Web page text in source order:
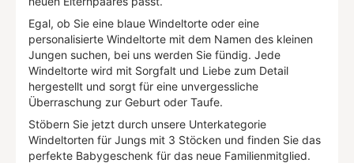
Egal, ob Sie eine blaue Windeltorte oder eine
personalisierte Windeltorte mit dem Namen des kleinen
Jungen suchen, bei uns werden Sie fündig. Jede
Windeltorte wird mit Sorgfalt und Liebe zum Detail
hergestellt und sorgt für eine unvergessliche
Überraschung zur Geburt oder Taufe.
Stöbern Sie jetzt durch unsere Unterkategorie
Windeltorten für Jungs mit 3 Stöcken und finden Sie das
perfekte Babygeschenk für das neue Familienmitglied.